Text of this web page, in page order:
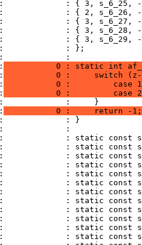
: { 3, s_6_25,
: { 2, s_6_26,
: { 3, s_6_27,
: { 3, s_6_28,
: { 3, s_6_29,
: };
:
0 : static int
0 :     switch
0 :         case
0 :         case
:     }
           0 :     return -1;
: }
:
: static const
: static const
: static const
: static const
: static const
: static const
: static const
: static const
: static const
: static const
: static const
: static const